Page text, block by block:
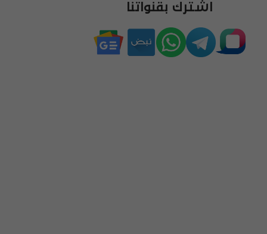
اشترك بقنواتنا